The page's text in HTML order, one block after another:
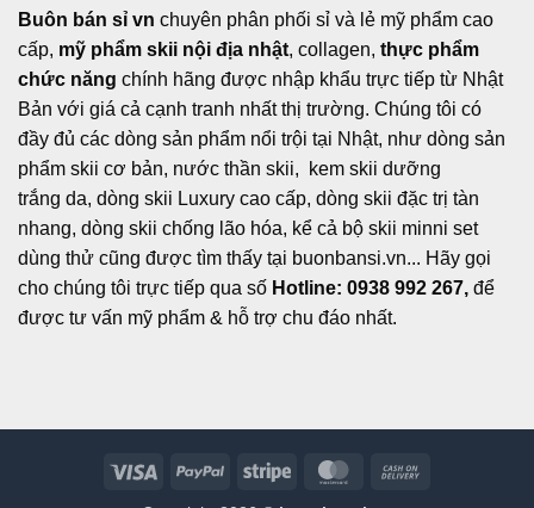
Buôn bán sỉ vn chuyên phân phối sỉ và lẻ mỹ phẩm cao
cấp, mỹ phẩm skii nội địa nhật, collagen, thực phẩm
chức năng chính hãng được nhập khẩu trực tiếp từ Nhật
Bản với giá cả cạnh tranh nhất thị trường. Chúng tôi có
đầy đủ các dòng sản phẩm nổi trội tại Nhật, như dòng sản
phẩm skii cơ bản, nước thần skii, kem skii dưỡng
trắng da, dòng skii Luxury cao cấp, dòng skii đặc trị tàn
nhang, dòng skii chống lão hóa, kể cả bộ skii minni set
dùng thử cũng được tìm thấy tại buonbansi.vn... Hãy gọi
cho chúng tôi trực tiếp qua số Hotline: 0938 992 267, để
được tư vấn mỹ phẩm & hỗ trợ chu đáo nhất.
Visa PayPal Stripe MasterCard